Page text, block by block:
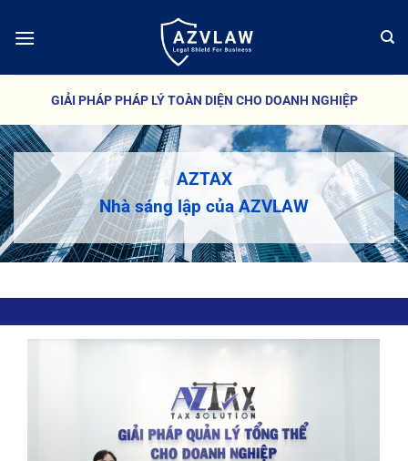
qua
dung
GIẢI PHÁP PHÁP LÝ TOÀN DIỆN CHO DOANH NGHIỆP
AZTAX
Nhà sáng lập của AZVLAW